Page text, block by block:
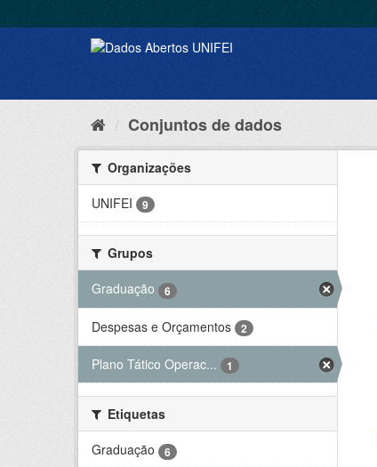
Conjuntos de dados
Organizações
UNIFEI
9
Grupos
Graduação
6
Despesas e Orçamentos 2
Plano Tático Operac... 1
Etiquetas
Graduação
6